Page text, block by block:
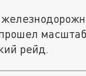
рейд.